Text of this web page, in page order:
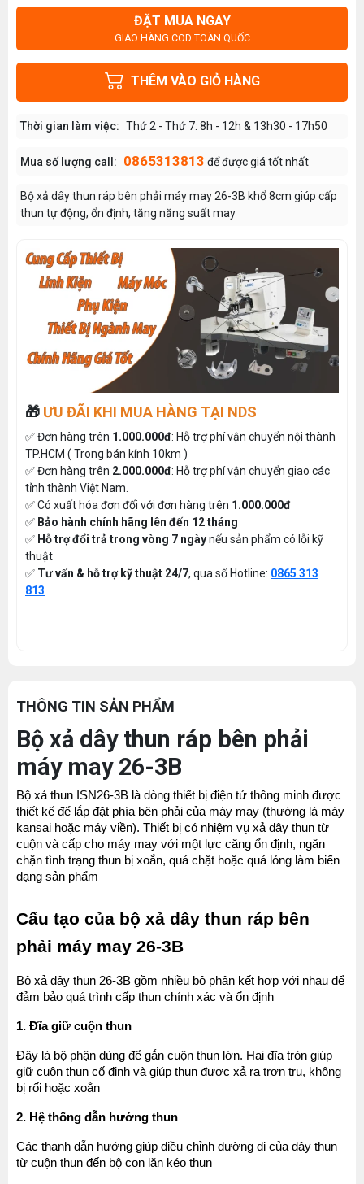
ĐẶT MUA NGAY
GIAO HÀNG COD TOÀN QUỐC
THÊM VÀO GIỎ HÀNG
Thời gian làm việc: Thứ 2 - Thứ 7: 8h - 12h & 13h30 - 17h50
Mua số lượng call: 0865313813 để được giá tốt nhất
Bộ xả dây thun ráp bên phải máy may 26-3B khổ 8cm giúp cấp
thun tự động, ổn định, tăng năng suất may
🎁 ƯU ĐÃI KHI MUA HÀNG TẠI NDS
✅ Đơn hàng trên 1.000.000đ: Hỗ trợ phí vận chuyển nội thành
TP.HCM ( Trong bán kính 10km )
✅ Đơn hàng trên 2.000.000đ: Hỗ trợ phí vận chuyển giao các
tỉnh thành Việt Nam.
✅ Có xuất hóa đơn đối với đơn hàng trên 1.000.000đ
✅ Bảo hành chính hãng lên đến 12 tháng
✅ Hỗ trợ đổi trả trong vòng 7 ngàynếu sản phẩm có lỗi kỹ
thuật
✅ Tư vấn & hỗ trợ kỹ thuật 24/7, qua số Hotline: 0865 313
813
THÔNG TIN SẢN PHẨM
Bộ xả dây thun ráp bên phải
máy may 26-3B
Bộ xả thun ISN26-3B là dòng thiết bị điện tử thông minh được
thiết kế để lắp đặt phía bên phải của máy may (thường là máy
kansai hoặc máy viền). Thiết bị có nhiệm vụ xả dây thun từ
cuộn và cấp cho máy may với một lực căng ổn định, ngăn
chặn tình trạng thun bị xoắn, quá chặt hoặc quá lỏng làm biến
dạng sản phẩm
Cấu tạo của bộ xả dây thun ráp bên
phải máy may 26-3B
Bộ xả dây thun 26-3B gồm nhiều bộ phận kết hợp với nhau để
đảm bảo quá trình cấp thun chính xác và ổn định
1. Đĩa giữ cuộn thun
Đây là bộ phận dùng để gắn cuộn thun lớn. Hai đĩa tròn giúp
giữ cuộn thun cố định và giúp thun được xả ra trơn tru, không
bị rối hoặc xoắn
2. Hệ thống dẫn hướng thun
Các thanh dẫn hướng giúp điều chỉnh đường đi của dây thun
từ cuộn thun đến bộ con lăn kéo thun